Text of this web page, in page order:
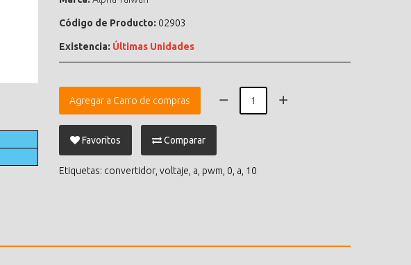
Código de Producto: 02903
Existencia: Últimas Unidades
Agregar a Carro de compras
Favoritos Comparar
Etiquetas: convertidor voltaje a pwm 0 a 10